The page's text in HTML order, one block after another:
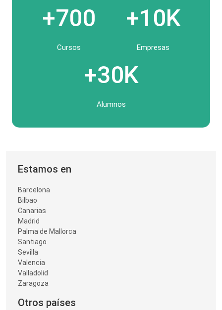
+700
Cursos
+10K
Empresas
+30K
Alumnos
Estamos en
Barcelona
Bilbao
Canarias
Madrid
Palma de Mallorca
Santiago
Sevilla
Valencia
Valladolid
Zaragoza
Otros países